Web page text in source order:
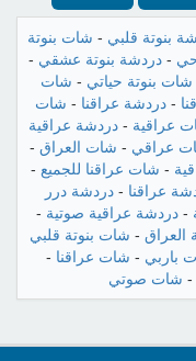
بنوتة قلبي - شات بنوتة
-دردشة بنوتة عشقي -
شات بنوتة حياتي - شات
- دردشة عراقنا - شات
عراقية -دردشة عراقية
عراقي - شات العراق -
- شات عراقنا للجميع -
عراقنا -دردشة درر
-دردشة عراقية صوتية -
العراق - شات بنوتة قلبي
باربي - شات عراقنا -
- شات صوتي